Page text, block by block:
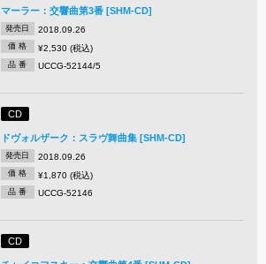
マーラー：交響曲第3番 [SHM-CD]
発売日 2018.09.26
価 格 ¥2,530 (税込)
品 番 UCCG-52144/5
CD
ドヴォルザーク：スラヴ舞曲集 [SHM-CD]
発売日 2018.09.26
価 格 ¥1,870 (税込)
品 番 UCCG-52146
CD